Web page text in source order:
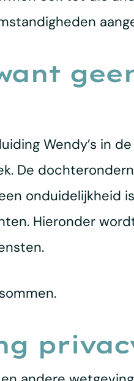
Wendy’s in
De
onduidelijkheid
Hieronder